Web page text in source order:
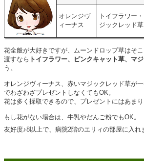
オレンジヴ
ィーナス
トイフラワー
ジックレッド
花全般が大好きですが、ムーンドロップ草はそこ
渡すなら トイフラワー、ピンクキャット草、マ
う。
オレンジヴィーナス、赤いマジックレッド草が
でわざわざプレゼントしなくてもOK。
花は多く採取できるので、プレゼントにはあまり
もし花がない場合は、牛乳やだんご粉でもOK。
友好度♪8以上で、病院2階のエリィの部屋に入れ